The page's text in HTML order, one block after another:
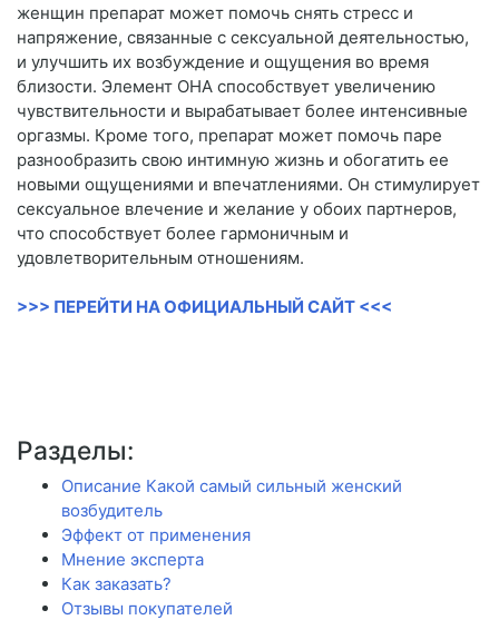
женщин препарат может помочь снять стресс и
напряжение, связанные с сексуальной деятельностью,
и улучшить их возбуждение и ощущения во время
близости. Элемент ОНА способствует увеличению
чувствительности и вырабатывает более интенсивные
оргазмы. Кроме того, препарат может помочь паре
разнообразить свою интимную жизнь и обогатить ее
новыми ощущениями и впечатлениями. Он стимулирует
сексуальное влечение и желание у обоих партнеров,
что способствует более гармоничным и
удовлетворительным отношениям.
>>> ПЕРЕЙТИ НА ОФИЦИАЛЬНЫЙ САЙТ <<<
Разделы:
Описание Какой самый сильный женский
возбудитель
Эффект от применения
Мнение эксперта
Как заказать?
Отзывы покупателей